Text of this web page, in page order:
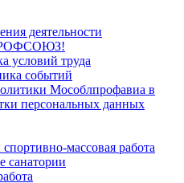
деятельности
условий труда
событий
Мособлпрофавиа в
персональных данных
массовая работа
санатории